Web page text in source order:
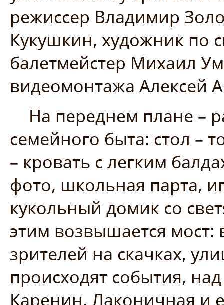
режиссер Владимир
Кукушкин, художник по
балетмейстер Михаил
видеомонтажа Алексей
На переднем плане –
семейного быта: стол –
– кровать с легким
фото, школьная парта,
кукольный домик со
этим возвышается
зрителей на скачках,
происходят события,
Каренин. Лаконичная и